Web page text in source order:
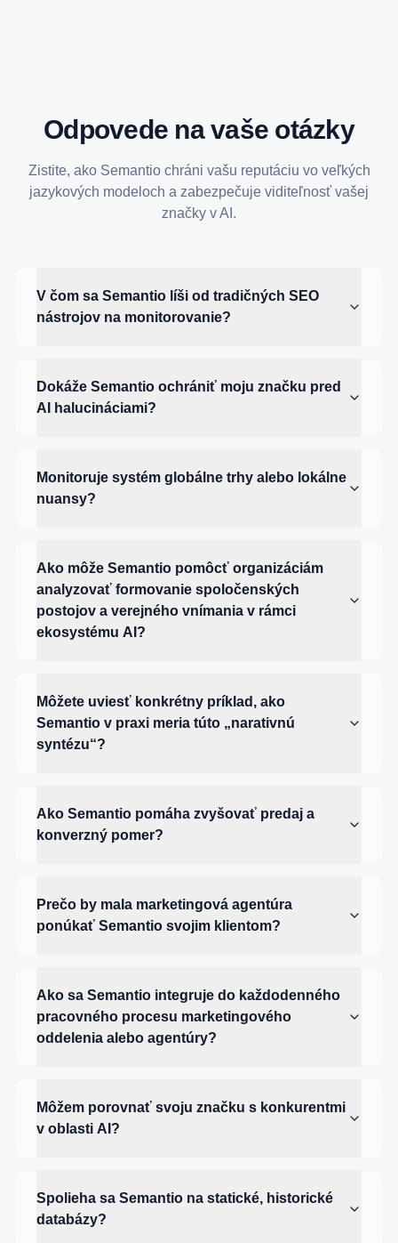
Odpovede na vaše otázky
Zistite, ako Semantio chráni vašu reputáciu vo veľkých
jazykových modeloch a zabezpečuje viditeľnosť vašej
značky v AI.
V čom sa Semantio líši od tradičných SEO
nástrojov na monitorovanie?
Dokáže Semantio ochrániť moju značku pred
AI halucináciami?
Monitoruje systém globálne trhy alebo lokálne
nuansy?
Ako môže Semantio pomôcť organizáciám
analyzovať formovanie spoločenských
postojov a verejného vnímania v rámci
ekosystému AI?
Môžete uviesť konkrétny príklad, ako
Semantio v praxi meria túto „narativnú
syntézu“?
Ako Semantio pomáha zvyšovať predaj a
konverzný pomer?
Prečo by mala marketingová agentúra
ponúkať Semantio svojim klientom?
Ako sa Semantio integruje do každodenného
pracovného procesu marketingového
oddelenia alebo agentúry?
Môžem porovnať svoju značku s konkurentmi
v oblasti AI?
Spolieha sa Semantio na statické, historické
databázy?